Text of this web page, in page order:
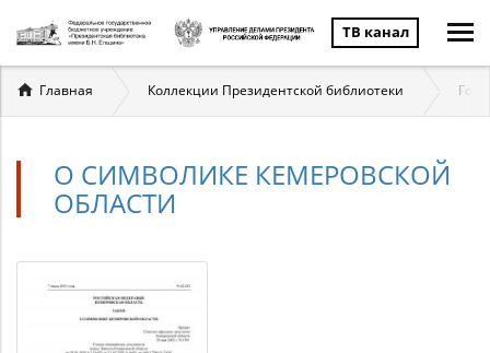
ТВ канал
Вы
здесь
Главная Коллекции Президентской библиотеки
О СИМВОЛИКЕ КЕМЕРОВСКОЙ
ОБЛАСТИ